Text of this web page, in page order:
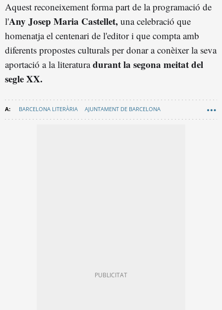
Aquest reconeixement forma part de la programació de
l'Any Josep Maria Castellet, una celebració que
homenatja el centenari de l'editor i que compta amb
diferents propostes culturals per donar a conèixer la seva
aportació a la literaturadurant la segona meitat del
segle XX.
BARCELONA LITERÀRIA AJUNTAMENT DE BARCELONA